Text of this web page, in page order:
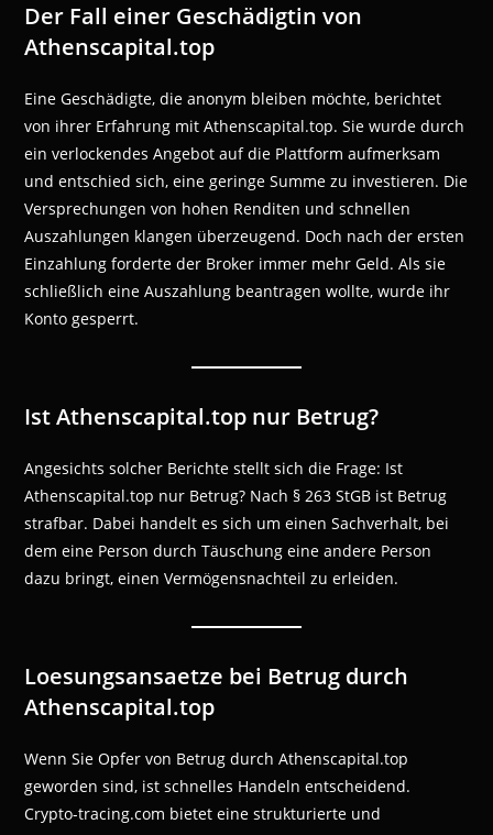
Der Fall einer Geschädigtin von
Athenscapital.top
Eine Geschädigte, die anonym bleiben möchte, berichtet
von ihrer Erfahrung mit Athenscapital.top. Sie wurde durch
ein verlockendes Angebot auf die Plattform aufmerksam
und entschied sich, eine geringe Summe zu investieren. Die
Versprechungen von hohen Renditen und schnellen
Auszahlungen klangen überzeugend. Doch nach der ersten
Einzahlung forderte der Broker immer mehr Geld. Als sie
schließlich eine Auszahlung beantragen wollte, wurde ihr
Konto gesperrt.
Ist Athenscapital.top nur Betrug?
Angesichts solcher Berichte stellt sich die Frage: Ist
Athenscapital.top nur Betrug? Nach § 263 StGB ist Betrug
strafbar. Dabei handelt es sich um einen Sachverhalt, bei
dem eine Person durch Täuschung eine andere Person
dazu bringt, einen Vermögensnachteil zu erleiden.
Loesungsansaetze bei Betrug durch
Athenscapital.top
Wenn Sie Opfer von Betrug durch Athenscapital.top
geworden sind, ist schnelles Handeln entscheidend.
Crypto-tracing.com bietet eine strukturierte und